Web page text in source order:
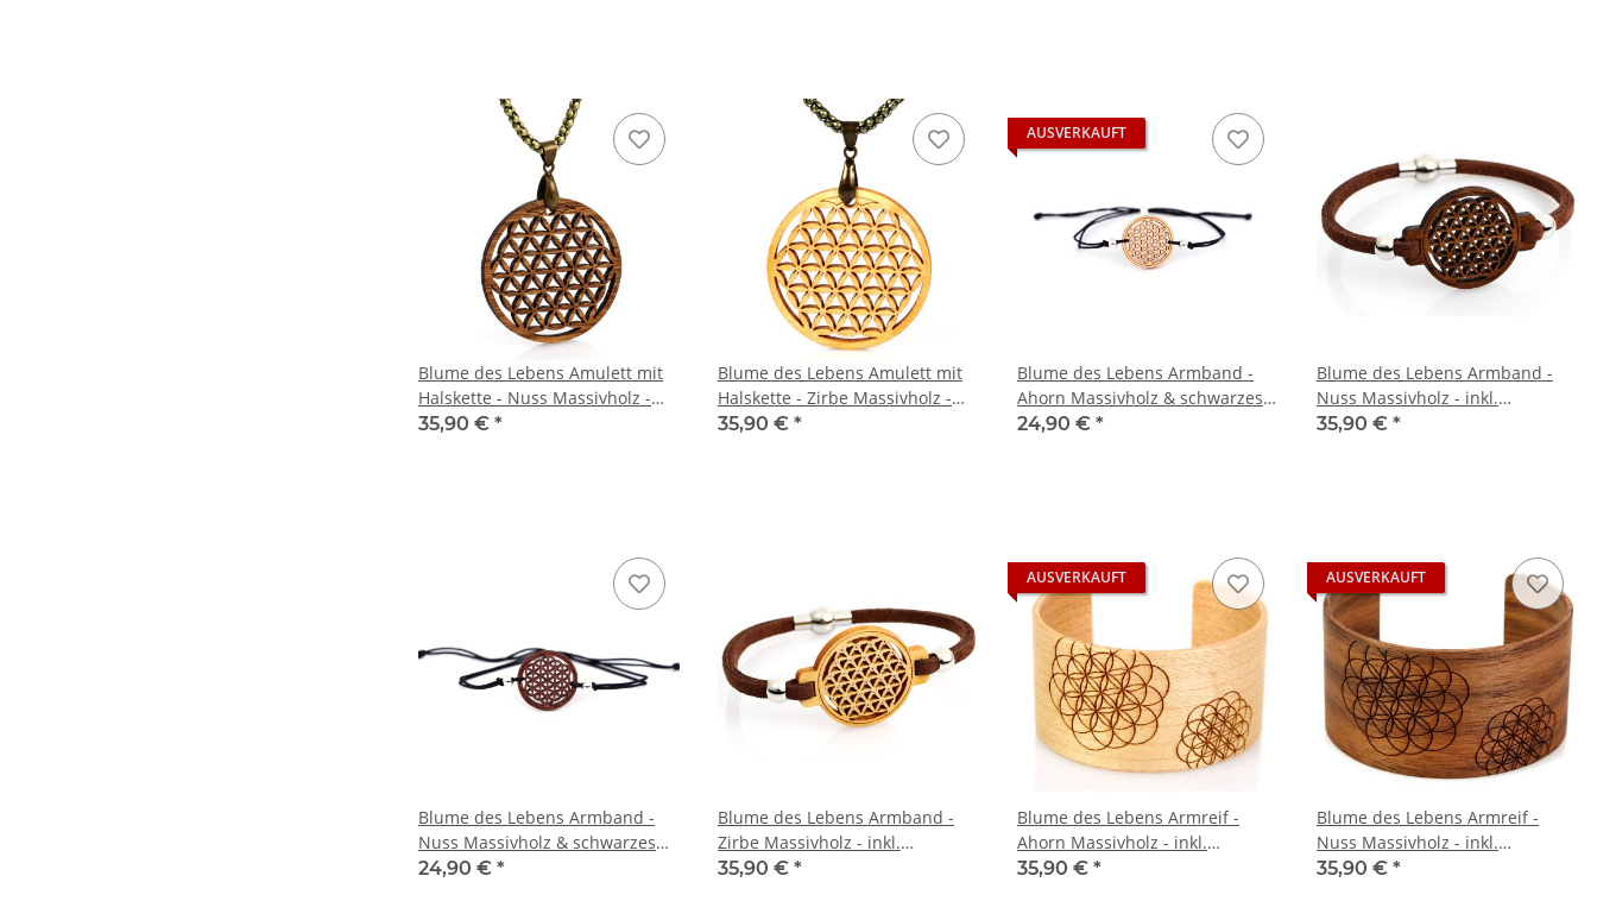
Blume des Lebens Amulett mit
Halskette - Nuss Massivholz -
inkl. modernem Etui
35,90 € *
Blume des Lebens Amulett mit
Halskette - Zirbe Massivholz -
inkl. modernem Etui
35,90 € *
AUSVERKAUFT
Blume des Lebens Armband -
Ahorn Massivholz & schwarzes
Bändchen - inkl. modernem Etui
24,90 € *
Blume des Lebens Armband -
Nuss Massivholz - inkl.
modernem Etui
35,90 € *
Blume des Lebens Armband -
Nuss Massivholz & schwarzes
Bändchen - inkl. modernem Etui
24,90 € *
Blume des Lebens Armband -
Zirbe Massivholz - inkl.
modernem Etui
35,90 € *
AUSVERKAUFT
Blume des Lebens Armreif -
Ahorn Massivholz - inkl.
modernem Etui
35,90 € *
AUSVERKAUFT
Blume des Lebens Armreif -
Nuss Massivholz - inkl.
modernem Etui
35,90 € *